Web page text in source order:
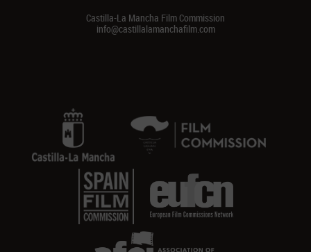
Castilla-La Mancha Film Commission
info@castillalamanchafilm.com